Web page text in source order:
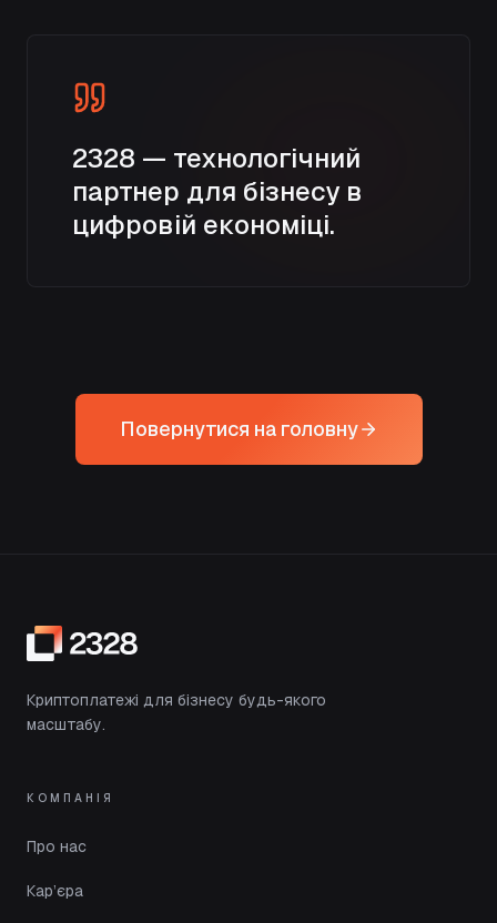
2328 — технологічний
партнер для бізнесу в
цифровій економіці.
Повернутися на головну
Криптоплатежі для бізнесу будь-якого
масштабу.
КОМПАНІЯ
Про нас
Кар’єра